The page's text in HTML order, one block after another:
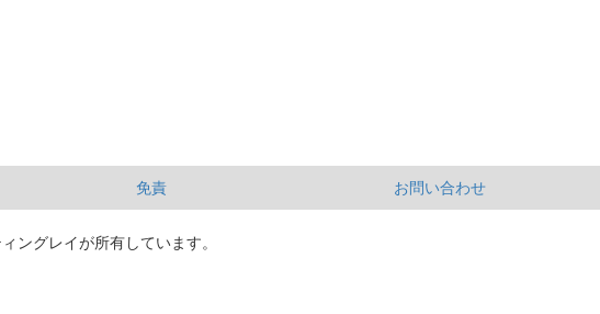
免責 お問い合わせ
ングレイが所有しています。